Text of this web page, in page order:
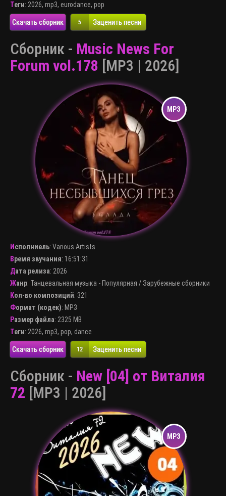
Теги: 2026, mp3, eurodance, pop
Скачать сборник 5 Заценить песни
Сборник - Music News For
Forum vol.178 [MP3 | 2026]
Исполниель: Various Artists
Время звучания: 16:51:31
Дата релиза: 2026
Жанр: Танцевальная музыка - Популярная / Зарубежные сборники
Кол-во композиций: 321
Формат (кодек): MP3
Размер файла: 2325 MB
Теги: 2026, mp3, pop, dance
Скачать сборник 12 Заценить песни
Сборник - New [04] от Виталия
72 [MP3 | 2026]